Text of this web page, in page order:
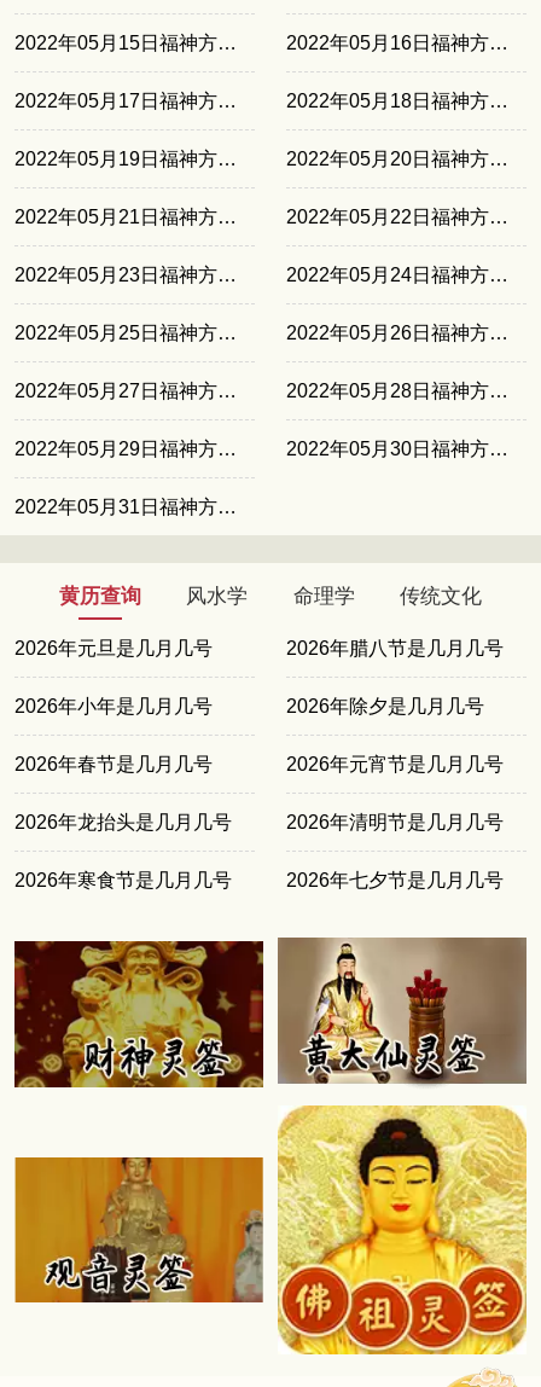
2022年05月15日福神方位东北 2022年05月16日福神方位正北
2022年05月17日福神方位西南 2022年05月18日福神方位西北
2022年05月19日福神方位东南 2022年05月20日福神方位东北
2022年05月21日福神方位正北 2022年05月22日福神方位西南
2022年05月23日福神方位西北 2022年05月24日福神方位东南
2022年05月25日福神方位东北 2022年05月26日福神方位正北
2022年05月27日福神方位西南 2022年05月28日福神方位西北
2022年05月29日福神方位东南 2022年05月30日福神方位东北
2022年05月31日福神方位正北
黄历查询 风水学 命理学 传统文化
2026年元旦是几月几号 2026年腊八节是几月几号
2026年小年是几月几号 2026年除夕是几月几号
2026年春节是几月几号 2026年元宵节是几月几号
2026年龙抬头是几月几号 2026年清明节是几月几号
2026年寒食节是几月几号 2026年七夕节是几月几号